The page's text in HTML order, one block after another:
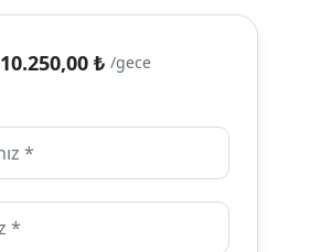
10.250,00 ₺ /gece